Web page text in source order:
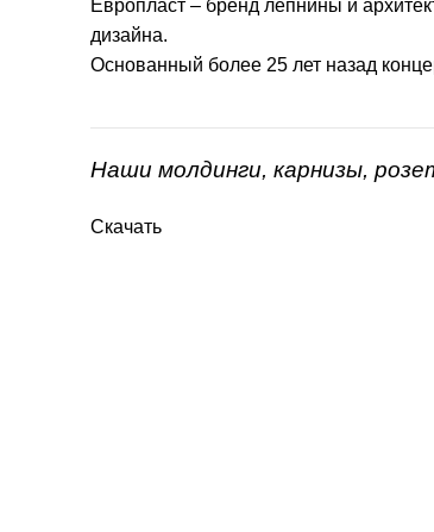
Европласт – бренд лепнины и
дизайна.
Основанный более 25 лет назад
Наши молдинги, карнизы,
Скачать